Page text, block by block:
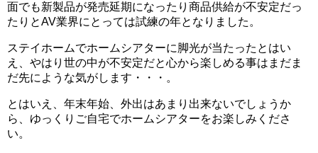
面でも新製品が発売延期になったり商品供給が不安定だっ
たりとAV業界にとっては試練の年となりました。
ステイホームでホームシアターに脚光が当たったとはい
え、やはり世の中が不安定だと心から楽しめる事はまだま
だ先にような気がします・・・。
とはいえ、年末年始、外出はあまり出来ないでしょうか
ら、ゆっくりご自宅でホームシアターをお楽しみくださ
い。